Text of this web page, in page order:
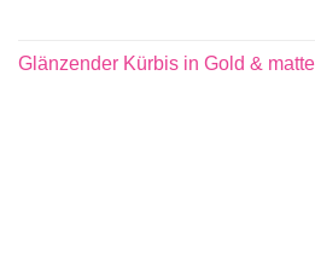
Glänzender Kürbis in Gold &